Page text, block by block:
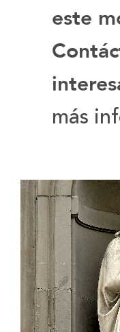
este
más